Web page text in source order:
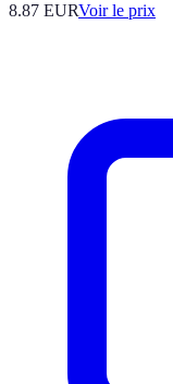
8.87 EURVoir le prix